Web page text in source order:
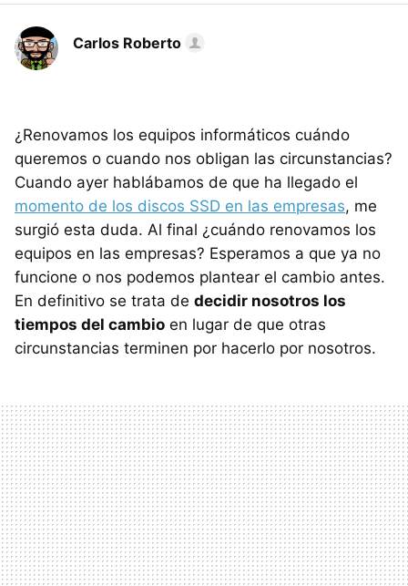
Carlos Roberto
¿Renovamos los equipos informáticos cuándo
queremos o cuando nos obligan las circunstancias?
Cuando ayer hablábamos de que ha llegado el
momento de los discos SSD en las empresas, me
surgió esta duda. Al final ¿cuándo renovamos los
equipos en las empresas? Esperamos a que ya no
funcione o nos podemos plantear el cambio antes.
En definitivo se trata de decidir nosotros los
tiempos del cambio en lugar de que otras
circunstancias terminen por hacerlo por nosotros.